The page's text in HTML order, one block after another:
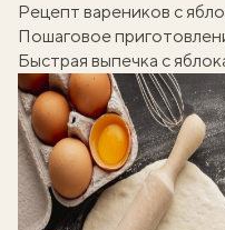
Рецепт вареников с
Пошаговое
Быстрая выпечка с
Шуба полезности